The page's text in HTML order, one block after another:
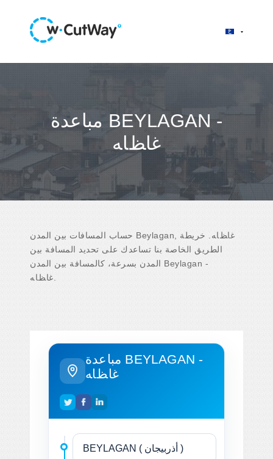
مباعدة BEYLAGAN -
ﻏﺎﻆﺎﻪ
حساب المسافات بين المدن Beylagan, ﻏﺎﻆﺎﻪ. خريطة
الطريق الخاصة بنا تساعدك على تحديد المسافة بين
المدن بسرعة، كالمسافة بين المدن Beylagan -
مباعدة BEYLAGAN -
ﻏﺎﻆﺎﻪ